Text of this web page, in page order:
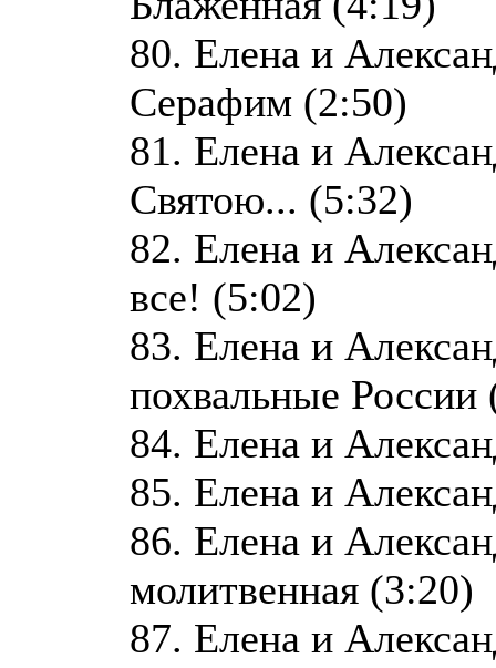
80. Елена и
Серафим (2:50)
81. Елена и
Святою... (5:32)
82. Елена и
все! (5:02)
83. Елена и
похвальные России
84. Елена и
85. Елена и
86. Елена и
молитвенная (3:20)
87. Елена и